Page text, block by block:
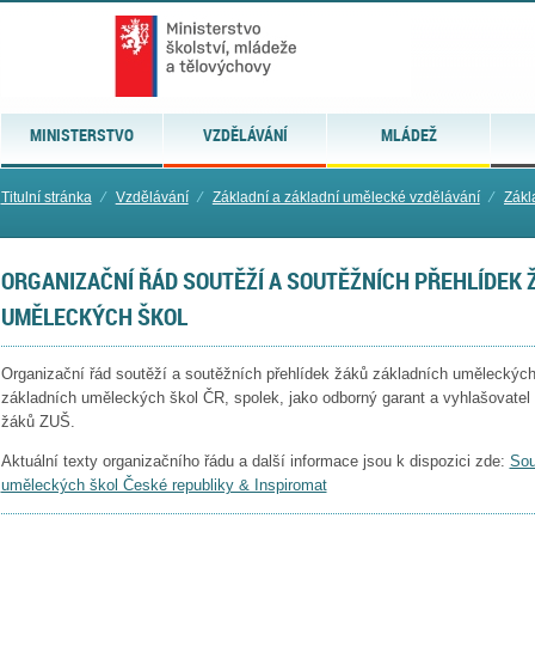
MINISTERSTVO VZDĚLÁVÁNÍ MLÁDEŽ
Titulní stránka ⁄ Vzdělávání ⁄ Základní a základní umělecké vzdělávání ⁄
ORGANIZAČNÍ ŘÁD SOUTĚŽÍ A SOUTĚŽNÍCH PŘEHLÍDEK
UMĚLECKÝCH ŠKOL
Organizační řád soutěží a soutěžních přehlídek žáků základních
základních uměleckých škol ČR, spolek, jako odborný garant a
žáků ZUŠ.
Aktuální texty organizačního řádu a další informace jsou k dispozici zde:
uměleckých škol České republiky & Inspiromat